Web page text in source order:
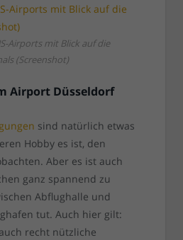
Airports mit Blick auf die
(Screenshot)
Airport Düsseldorf
sind natürlich etwas
Hobby es ist, den
Aber es ist auch
ganz spannend zu
Abflughalle und
tut. Auch hier gilt:
recht nützliche